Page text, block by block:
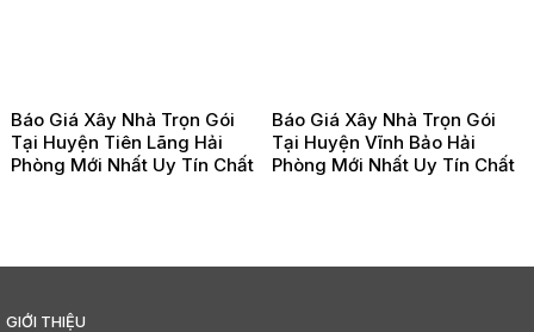
Báo Giá Xây Nhà Trọn Gói
Tại Huyện Tiên Lãng Hải
Phòng Mới Nhất Uy Tín Chất
Báo Giá Xây Nhà Trọn Gói
Tại Huyện Vĩnh Bảo Hải
Phòng Mới Nhất Uy Tín Chất
GIỚI THIỆU